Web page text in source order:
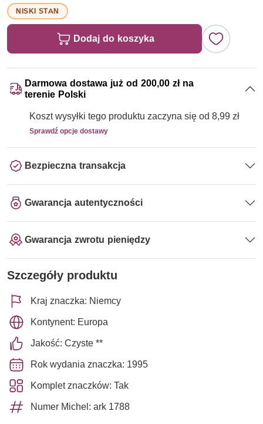
NISKI STAN
Dodaj do koszyka
Darmowa dostawa już od 200,00 zł na
terenie Polski
Koszt wysyłki tego produktu zaczyna się od 8,99 zł
Sprawdź opcje dostawy
Bezpieczna transakcja
Gwarancja autentyczności
Gwarancja zwrotu pieniędzy
Szczegóły produktu
Kraj znaczka: Niemcy
Kontynent: Europa
Jakość: Czyste **
Rok wydania znaczka: 1995
Komplet znaczków: Tak
Numer Michel: ark 1788